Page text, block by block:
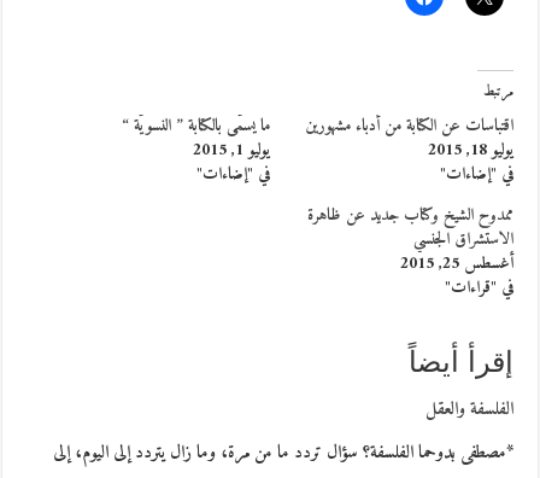
مرتبط
اقتباسات عن الكتابة من أدباء مشهورين
يوليو 18, 2015
في "إضاءات"
ما يسمّى بالكتابة ” النسويّة “
يوليو 1, 2015
في "إضاءات"
ممدوح الشيخ وكتاب جديد عن ظاهرة
الاستشراق الجنسي
أغسطس 25, 2015
في "قراءات"
إقرأ أيضاً
الفلسفة والعقل
*مصطفى بدوحما الفلسفة؟ سؤال تردد ما من مرة، وما زال يتردد إلى اليوم، إلى